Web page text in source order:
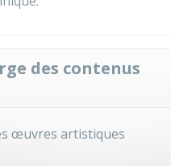
des contenus
œuvres artistiques